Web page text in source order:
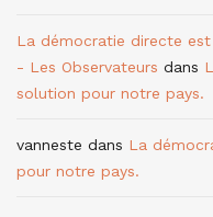
La démocratie directe
- Les Observateurs dans
solution pour notre pays.
vanneste dans La
pour notre pays.